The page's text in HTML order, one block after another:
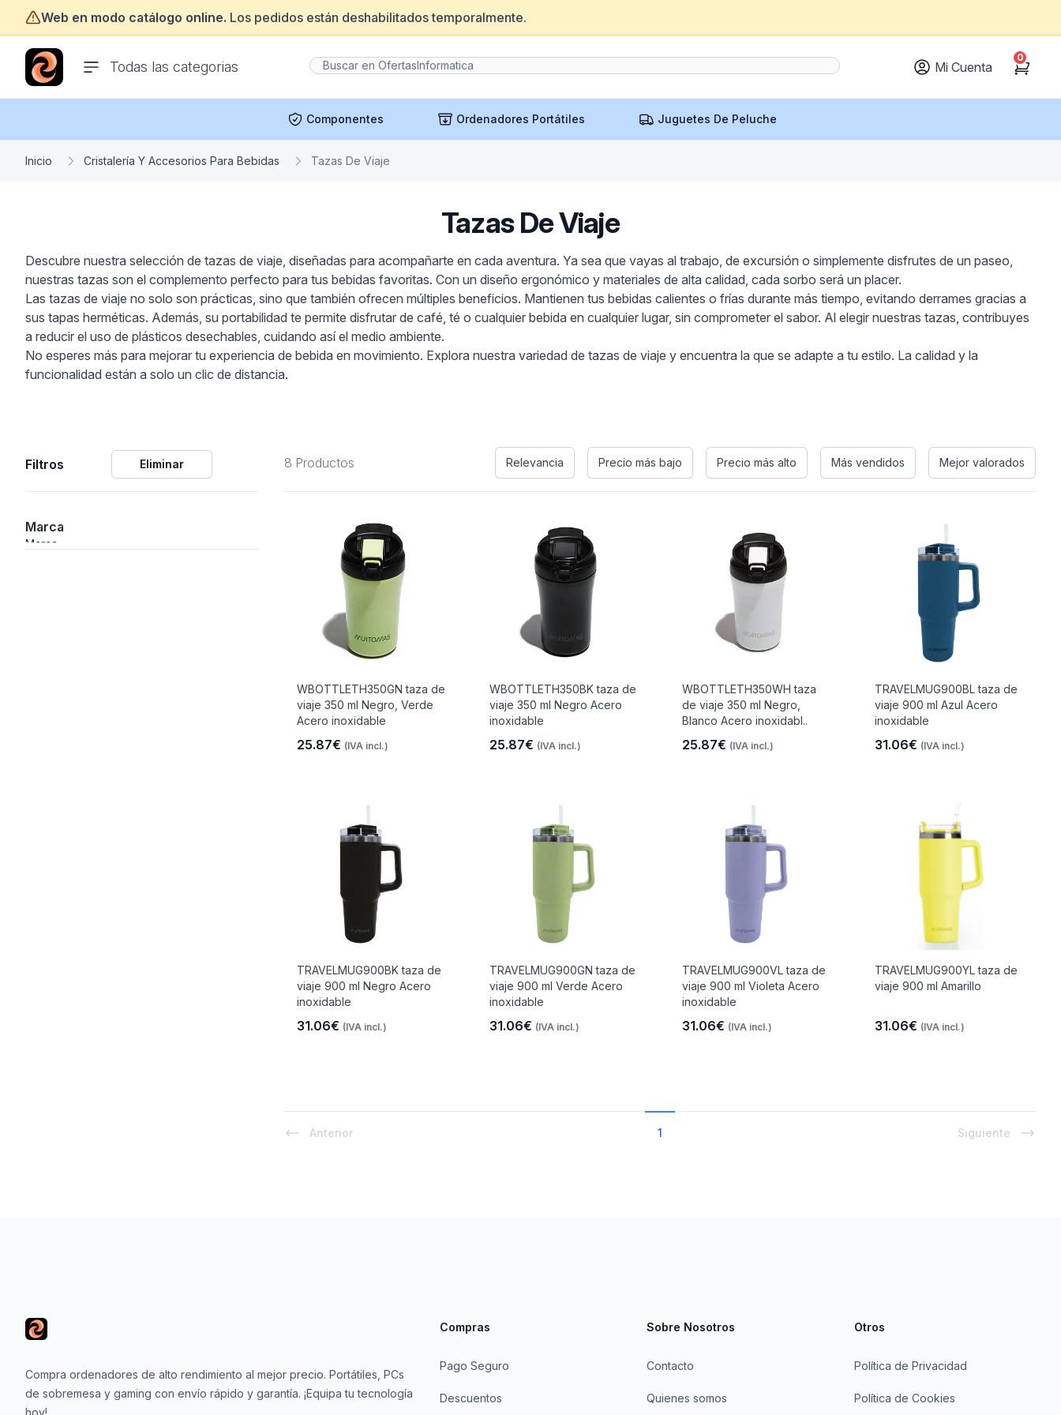
Web en modo catálogo online. Los pedidos están deshabilitados temporalmente.
Todas las categorias
ofertasinformatica.com
Mi Cuenta Cart
0
Componentes Ordenadores Portátiles Juguetes De Peluche
Inicio Cristalería Y Accesorios Para Bebidas Tazas De Viaje
Tazas De Viaje
Descubre nuestra selección de tazas de viaje, diseñadas para acompañarte en cada aventura. Ya sea que vayas al trabajo, de excursión o simplemente disfrutes de un paseo,
nuestras tazas son el complemento perfecto para tus bebidas favoritas. Con un diseño ergonómico y materiales de alta calidad, cada sorbo será un placer.
Las tazas de viaje no solo son prácticas, sino que también ofrecen múltiples beneficios. Mantienen tus bebidas calientes o frías durante más tiempo, evitando derrames gracias a
sus tapas herméticas. Además, su portabilidad te permite disfrutar de café, té o cualquier bebida en cualquier lugar, sin comprometer el sabor. Al elegir nuestras tazas, contribuyes
a reducir el uso de plásticos desechables, cuidando así el medio ambiente.
No esperes más para mejorar tu experiencia de bebida en movimiento. Explora nuestra variedad de tazas de viaje y encuentra la que se adapte a tu estilo. La calidad y la
funcionalidad están a solo un clic de distancia.
Filtros Eliminar
Marca
Marca
8 Productos Relevancia Precio más bajo Precio más alto Más vendidos Mejor valorados
WBOTTLETH350GN taza de
viaje 350 ml Negro, Verde
Acero inoxidable
25.87€ (IVA incl.)
WBOTTLETH350BK taza de
viaje 350 ml Negro Acero
inoxidable
25.87€ (IVA incl.)
WBOTTLETH350WH taza
de viaje 350 ml Negro,
Blanco Acero inoxidabl..
25.87€ (IVA incl.)
TRAVELMUG900BL taza de
viaje 900 ml Azul Acero
inoxidable
31.06€ (IVA incl.)
TRAVELMUG900BK taza de
viaje 900 ml Negro Acero
inoxidable
31.06€ (IVA incl.)
TRAVELMUG900GN taza de
viaje 900 ml Verde Acero
inoxidable
31.06€ (IVA incl.)
TRAVELMUG900VL taza de
viaje 900 ml Violeta Acero
inoxidable
31.06€ (IVA incl.)
TRAVELMUG900YL taza de
viaje 900 ml Amarillo
31.06€ (IVA incl.)
Anterior 1 Siguiente
Compra ordenadores de alto rendimiento al mejor precio. Portátiles, PCs
de sobremesa y gaming con envío rápido y garantía. ¡Equipa tu tecnología
hoy!
Compras
Pago Seguro
Descuentos
Sobre Nosotros
Contacto
Quienes somos
Otros
Política de Privacidad
Política de Cookies